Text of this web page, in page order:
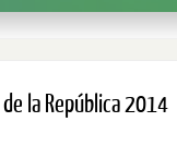
la República 2014